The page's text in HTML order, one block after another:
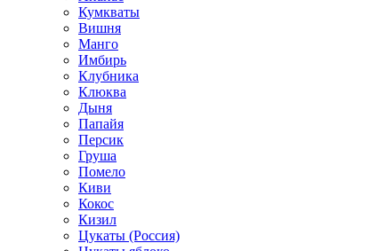
Кумкваты
Вишня
Манго
Имбирь
Клубника
Клюква
Дыня
Папайя
Персик
Груша
Помело
Киви
Кокос
Кизил
Цукаты (Россия)